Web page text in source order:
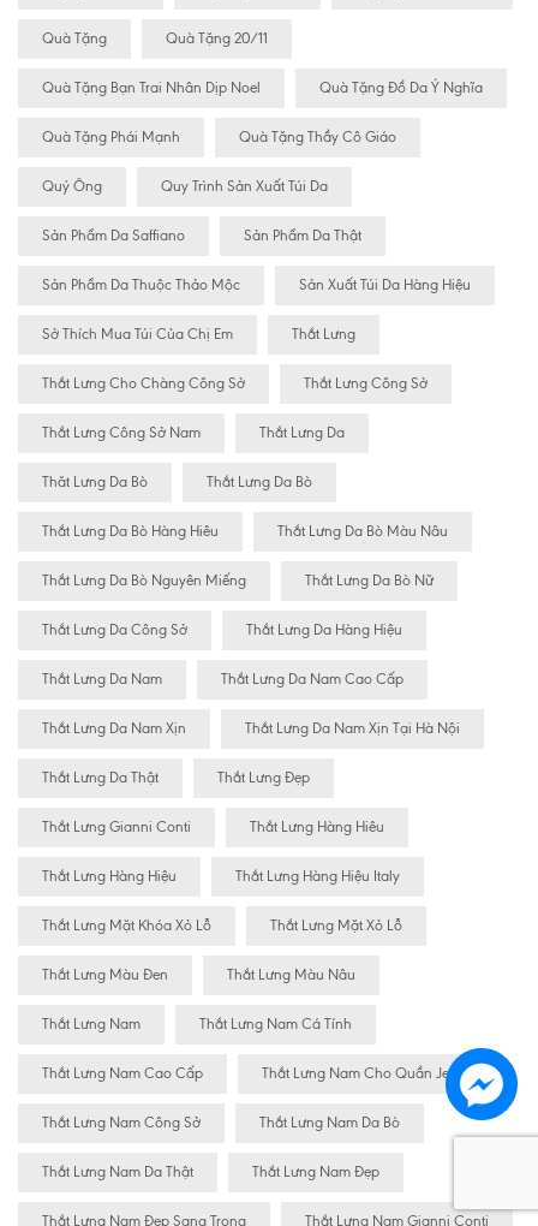
Quà Tặng Quà Tặng 20/11
Quà Tặng Bạn Trai Nhân Dịp Noel Quà Tặng Đồ Da Ý Nghĩa
Quà Tặng Phái Mạnh Quà Tặng Thầy Cô Giáo
Quý Ông Quy Trình Sản Xuất Túi Da
Sản Phẩm Da Saffiano Sản Phẩm Da Thật
Sản Phẩm Da Thuộc Thảo Mộc Sản Xuất Túi Da Hàng Hiệu
Sở Thích Mua Túi Của Chị Em Thắt Lưng
Thắt Lưng Cho Chàng Công Sở Thắt Lưng Công Sở
Thắt Lưng Công Sở Nam Thắt Lưng Da
Thăt Lưng Da Bò Thắt Lưng Da Bò
Thắt Lưng Da Bò Hàng Hiêu Thắt Lưng Da Bò Màu Nâu
Thắt Lưng Da Bò Nguyên Miếng Thắt Lưng Da Bò Nữ
Thắt Lưng Da Công Sở Thắt Lưng Da Hàng Hiệu
Thắt Lưng Da Nam Thắt Lưng Da Nam Cao Cấp
Thắt Lưng Da Nam Xịn Thắt Lưng Da Nam Xịn Tại Hà Nội
Thắt Lưng Da Thật Thắt Lưng Đẹp
Thắt Lưng Gianni Conti Thắt Lưng Hàng Hiêu
Thắt Lưng Hàng Hiệu Thắt Lưng Hàng Hiệu Italy
Thắt Lưng Mặt Khóa Xỏ Lỗ Thắt Lưng Mặt Xỏ Lỗ
Thắt Lưng Màu Đen Thắt Lưng Màu Nâu
Thắt Lưng Nam Thắt Lưng Nam Cá Tính
Thắt Lưng Nam Cao Cấp Thắt Lưng Nam Cho Quần Jean
Thắt Lưng Nam Công Sở Thắt Lưng Nam Da Bò
Thắt Lưng Nam Da Thật Thắt Lưng Nam Đẹp
Thắt Lưng Nam Đẹp Sang Trọng Thắt Lưng Nam Gianni Conti